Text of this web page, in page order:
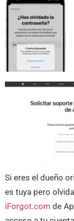
Si eres el dueño
es tuya pero
iForgot.com de